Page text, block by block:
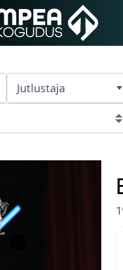
Jutlustaja